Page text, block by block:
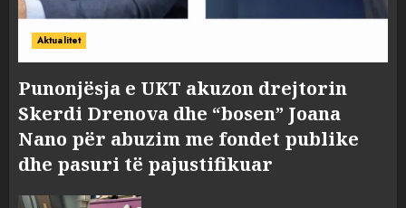
Aktualitet
Punonjësja e UKT akuzon drejtorin
Skerdi Drenova dhe “bosen” Joana
Nano për abuzim me fondet publike
dhe pasuri të pajustifikuar